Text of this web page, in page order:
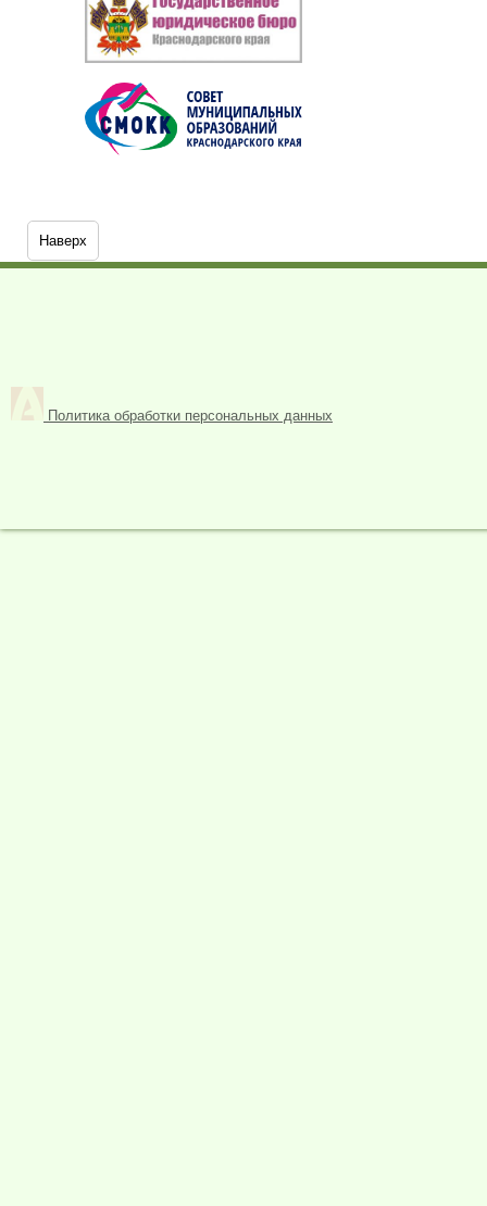
Наверх
Политика обработки персональных данных